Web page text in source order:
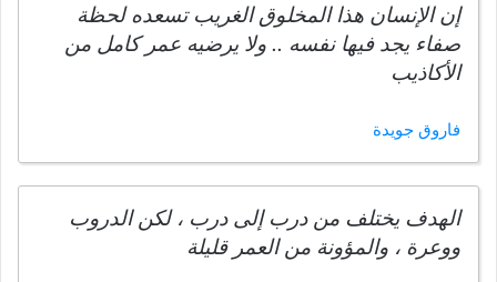
إن الإنسان هذا المخلوق الغريب تسعده لحظة
صفاء يجد فيها نفسه .. ولا يرضيه عمر كامل من
الأكاذيب
فاروق جويدة
الهدف يختلف من درب إلى درب ، لكن الدروب
ووعرة ، والمؤونة من العمر قليلة